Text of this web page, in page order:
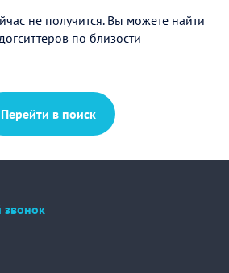
не получится. Вы можете найти
по близости
Перейти в поиск
звонок